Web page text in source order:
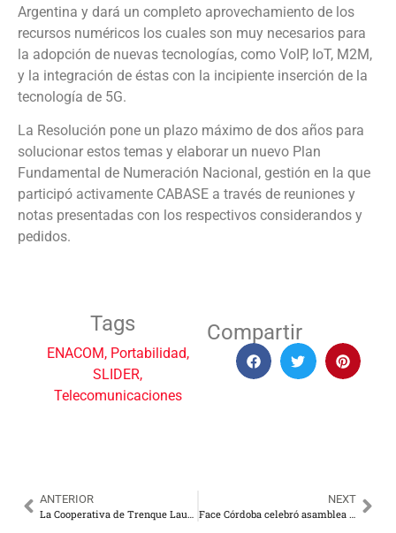
Argentina y dará un completo aprovechamiento de los
recursos numéricos los cuales son muy necesarios para
la adopción de nuevas tecnologías, como VoIP, IoT, M2M,
y la integración de éstas con la incipiente inserción de la
tecnología de 5G.
La Resolución pone un plazo máximo de dos años para
solucionar estos temas y elaborar un nuevo Plan
Fundamental de Numeración Nacional, gestión en la que
participó activamente CABASE a través de reuniones y
notas presentadas con los respectivos considerandos y
pedidos.
Tags
ENACOM, Portabilidad,
SLIDER,
Telecomunicaciones
Compartir
ANTERIOR
La Cooperativa de Trenque Lauquen extendió su tendido de fibra óptica a Garré
NEXT
Face Córdoba celebró asamblea y ratificó en la presidencia a Omar Marro